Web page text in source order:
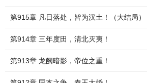
第915章 凡日落处，皆为汉土！（大结局）
第914章 三年度田，清北灭夷！
第913章 龙阙暗影，帝位之重！